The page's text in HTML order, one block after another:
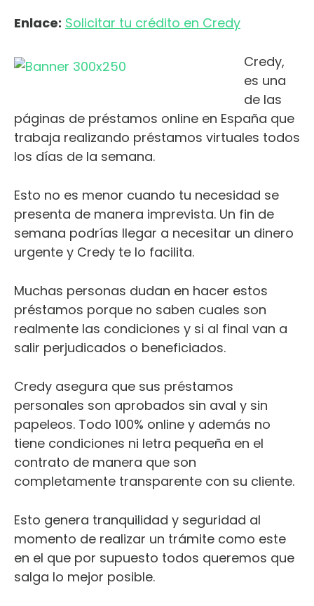
Enlace: Solicitar tu crédito en Credy
Credy,
es una
de las
páginas de préstamos online en España que
trabaja realizando préstamos virtuales todos
los días de la semana.
Esto no es menor cuando tu necesidad se
presenta de manera imprevista. Un fin de
semana podrías llegar a necesitar un dinero
urgente y Credy te lo facilita.
Muchas personas dudan en hacer estos
préstamos porque no saben cuales son
realmente las condiciones y si al final van a
salir perjudicados o beneficiados.
Credy asegura que sus préstamos
personales son aprobados sin aval y sin
papeleos. Todo 100% online y además no
tiene condiciones ni letra pequeña en el
contrato de manera que son
completamente transparente con su cliente.
Esto genera tranquilidad y seguridad al
momento de realizar un trámite como este
en el que por supuesto todos queremos que
salga lo mejor posible.